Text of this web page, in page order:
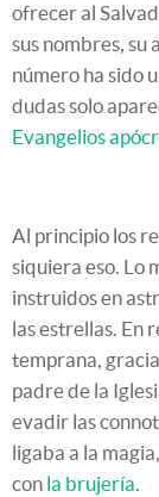
ofrecer al
sus nombres, su
número ha sido
dudas solo
Evangelios
Al principio los
siquiera eso. Lo
instruidos en
las estrellas. En
temprana,
padre de la
evadir las
ligaba a la
con la brujería.